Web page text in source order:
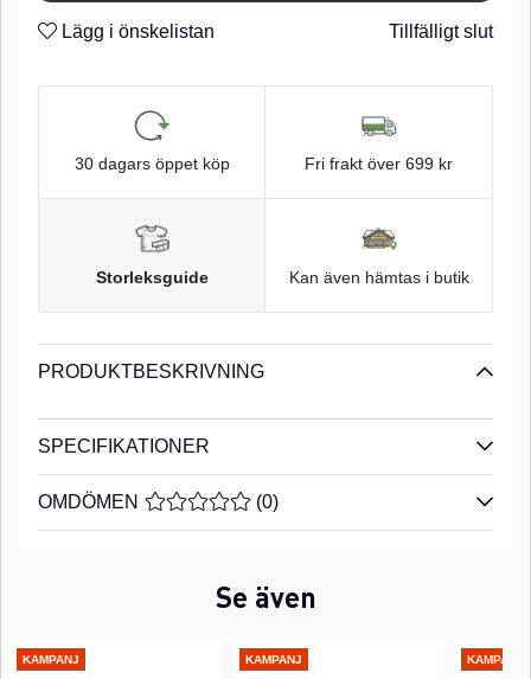
med en sax. Den har även en simmande gång skapad av
krokning med offset-krok vid Texas- och Carolinafiske.
Offset-krok i storlek 5/0 passar utmärkt. Piglet shad kan med
fördel användas med traditionell jigg skalle, vi
tillverkad i en miljövänlig produktion med minimala
Saltat ftalat fritt gummi
Lägg i önskelistan Tillfälligt slut
30 dagars öppet köp Fri frakt över 699 kr
Storleksguide Kan även hämtas i butik
PRODUKTBESKRIVNING
SPECIFIKATIONER
OMDÖMEN MEDELBETYG 0 AV 5 ANTAL BETYG 0
(0)
Se även
KAMPANJ KAMPANJ KAMPANJ